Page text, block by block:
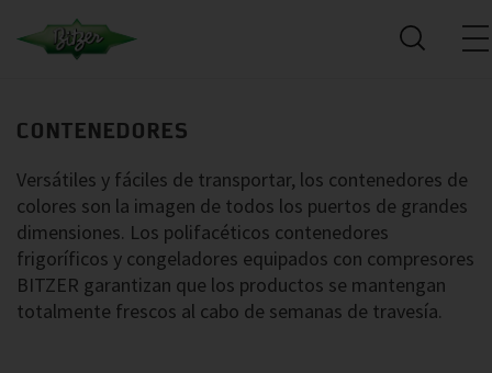
CONTENEDORES
Versátiles y fáciles de transportar, los contenedores de
colores son la imagen de todos los puertos de grandes
dimensiones. Los polifacéticos contenedores
frigoríficos y congeladores equipados con compresores
BITZER garantizan que los productos se mantengan
totalmente frescos al cabo de semanas de travesía.